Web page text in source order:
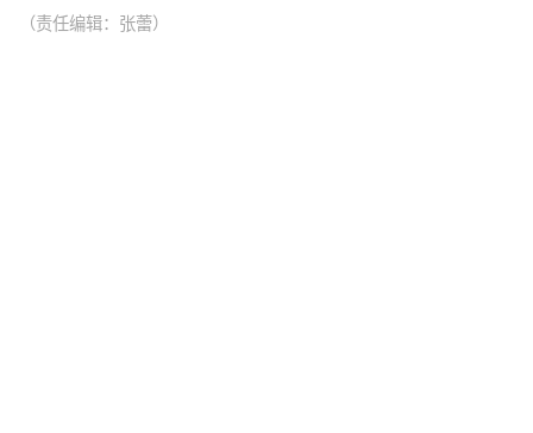
（责任编辑：张蕾）